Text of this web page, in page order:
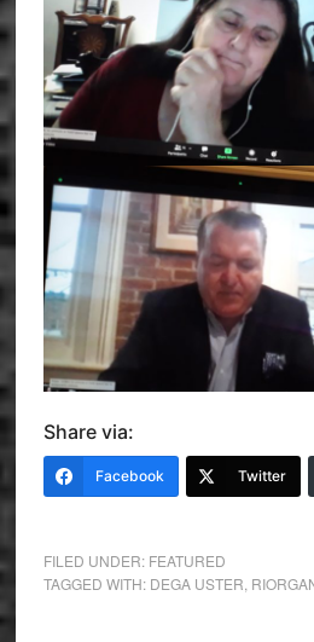
Share via:
Facebook Twitter
FILED UNDER: FEATURED
TAGGED WITH: DEGA USTER